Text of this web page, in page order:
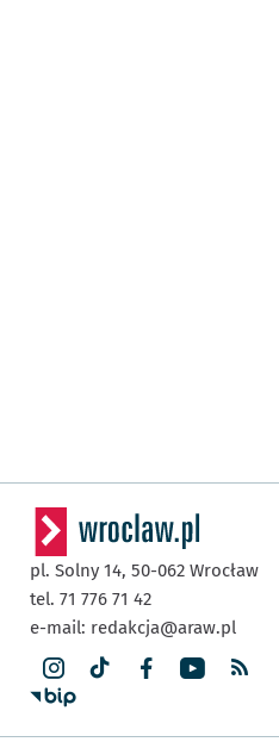
pl. Solny 14, 50-062 Wrocław
tel. 71 776 71 42
e-mail: redakcja@araw.pl